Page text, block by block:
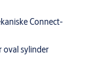
Connect-
oval sylinder